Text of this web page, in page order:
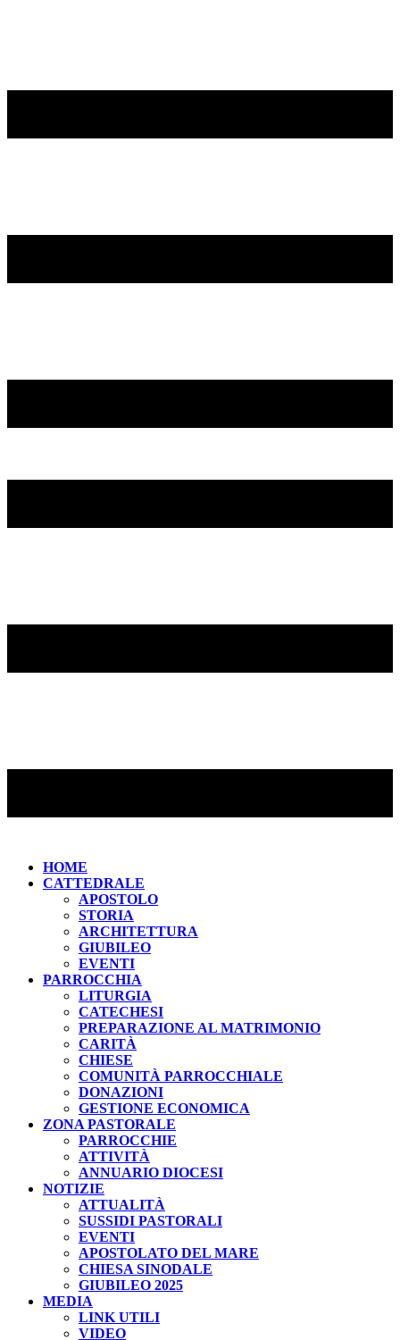
HOME
CATTEDRALE
APOSTOLO
STORIA
ARCHITETTURA
GIUBILEO
EVENTI
PARROCCHIA
LITURGIA
CATECHESI
PREPARAZIONE AL MATRIMONIO
CARITÀ
CHIESE
COMUNITÀ PARROCCHIALE
DONAZIONI
GESTIONE ECONOMICA
ZONA PASTORALE
PARROCCHIE
ATTIVITÀ
ANNUARIO DIOCESI
NOTIZIE
ATTUALITÀ
SUSSIDI PASTORALI
EVENTI
APOSTOLATO DEL MARE
CHIESA SINODALE
GIUBILEO 2025
MEDIA
LINK UTILI
VIDEO